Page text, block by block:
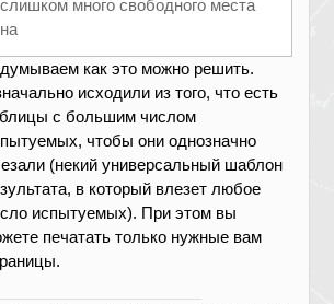
слишком много свободного места
на
как это можно решить.
исходили из того, что есть
с большим числом
чтобы они однозначно
(некий универсальный шаблон
в который влезет любое
испытуемых). При этом вы
печатать только нужные вам